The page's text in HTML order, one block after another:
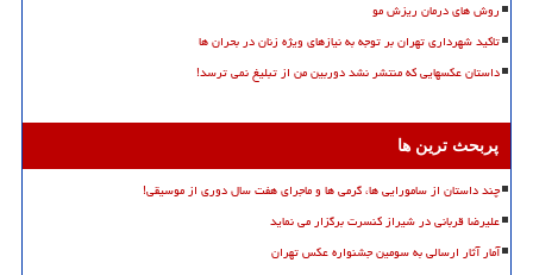
روش های درمان ریزش مو
تاکید شهرداری تهران بر توجه به نیازهای ویژه زنان در بحران ها
داستان عکسهایی که منتشر نشد دوربین من از تبلیغ نمی ترسد!
پربحث ترین ها
چند داستان از سامورایی ها، گرمی ها و ماجرای هفت سال دوری از موسیقی!
علیرضا قربانی در شیراز کنسرت برگزار می نماید
آمار آثار ارسالی به سومین جشنواره عکس تهران